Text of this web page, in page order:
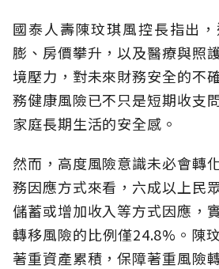
國泰人壽陳玟琪風控長指出
膨、房價攀升，以及醫療與照
境壓力，對未來財務安全的不
務健康風險已不只是短期收支
家庭長期生活的安全感。
然而，高度風險意識未必會轉
務因應方式來看，六成以上民
儲蓄或增加收入等方式因應，
轉移風險的比例僅24.8%。陳
著重資產累積，保障著重風險